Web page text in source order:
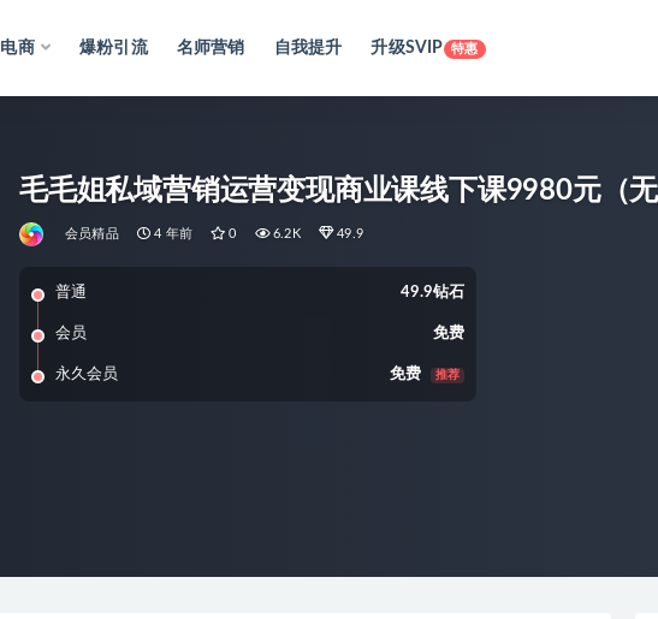
电商 爆粉引流 名师营销 自我提升 升级SVIP 特惠
毛毛姐私域营销运营变现商业课线下课9980元（无
会员精品 4 年前 0 6.2K 49.9
普通 49.9钻石
会员 免费
永久会员 免费 推荐